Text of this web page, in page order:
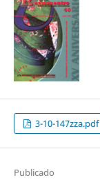
3-10-147zza.pdf
Publicado